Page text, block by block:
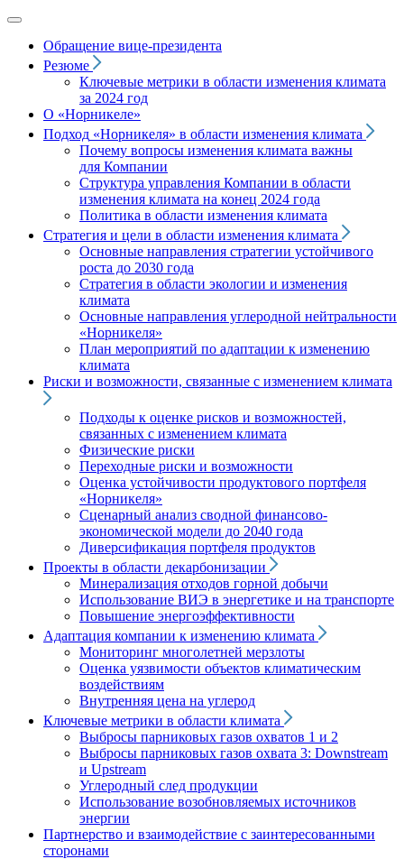
Обращение вице‑президента
Резюме
Ключевые метрики в области изменения климата
за 2024 год
О «Норникеле»
Подход «Норникеля» в области изменения климата
Почему вопросы изменения климата важны
для Компании
Структура управления Компании в области
изменения климата на конец 2024 года
Политика в области изменения климата
Стратегия и цели в области изменения климата
Основные направления стратегии устойчивого
роста до 2030 года
Стратегия в области экологии и изменения
климата
Основные направления углеродной нейтральности
«Норникеля»
План мероприятий по адаптации к изменению
климата
Риски и возможности, связанные с изменением климата
Подходы к оценке рисков и возможностей,
связанных с изменением климата
Физические риски
Переходные риски и возможности
Оценка устойчивости продуктового портфеля
«Норникеля»
Сценарный анализ сводной финансово-
экономической модели до 2040 года
Диверсификация портфеля продуктов
Проекты в области декарбонизации
Минерализация отходов горной добычи
Использование ВИЭ в энергетике и на транспорте
Повышение энергоэффективности
Адаптация компании к изменению климата
Мониторинг многолетней мерзлоты
Оценка уязвимости объектов климатическим
воздействиям
Внутренняя цена на углерод
Ключевые метрики в области климата
Выбросы парниковых газов охватов 1 и 2
Выбросы парниковых газов охвата 3: Downstream
и Upstream
Углеродный след продукции
Использование возобновляемых источников
энергии
Партнерство и взаимодействие с заинтересованными
сторонами